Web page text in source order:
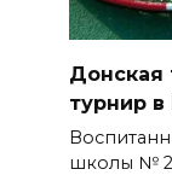
Донская
турнир в
школы №